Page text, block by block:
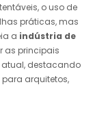
o uso de
práticas, mas
a indústria de
as principais
destacando
arquitetos,